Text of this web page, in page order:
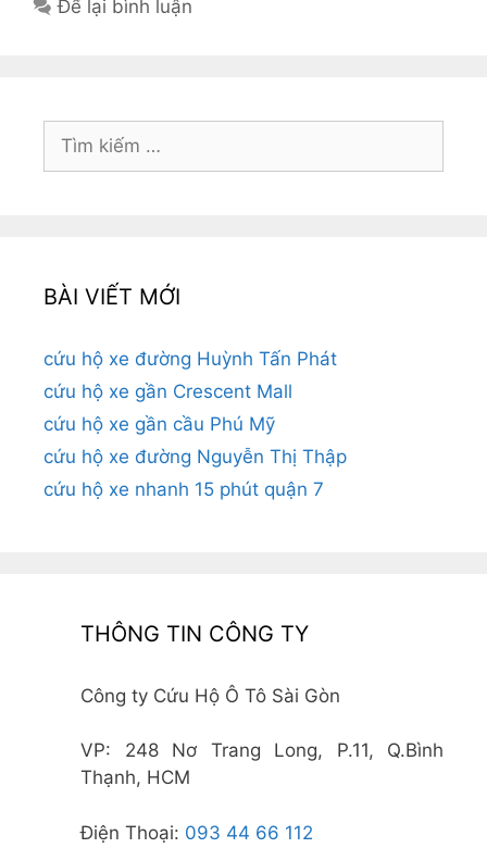
Để lại bình luận
Tìm
kiếm
BÀI VIẾT MỚI
cứu hộ xe đường Huỳnh Tấn Phát
cứu hộ xe gần Crescent Mall
cứu hộ xe gần cầu Phú Mỹ
cứu hộ xe đường Nguyễn Thị Thập
cứu hộ xe nhanh 15 phút quận 7
THÔNG TIN CÔNG TY
Công ty Cứu Hộ Ô Tô Sài Gòn
VP: 248 Nơ Trang Long, P.11, Q.Bình
Thạnh, HCM
Điện Thoại: 093 44 66 112